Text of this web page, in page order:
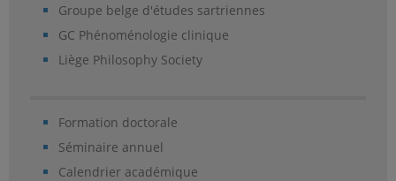
Groupe belge d'études sartriennes
GC Phénoménologie clinique
Liège Philosophy Society
Formation doctorale
Séminaire annuel
Calendrier académique